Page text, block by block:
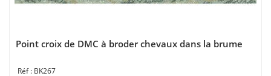
Point croix de DMC à broder chevaux dans la brume
BK267